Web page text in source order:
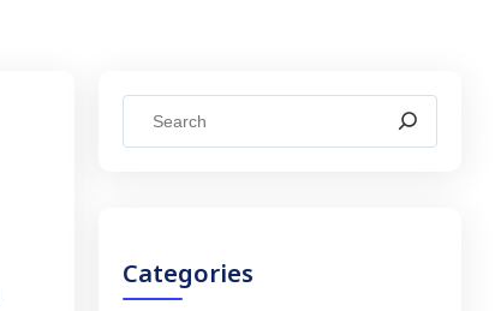
e
h
Categories